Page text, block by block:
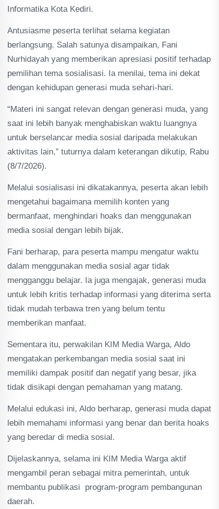
Informatika Kota Kediri.
Antusiasme peserta terlihat selama kegiatan
berlangsung. Salah satunya disampaikan, Fani
Nurhidayah yang memberikan apresiasi positif terhadap
pemilihan tema sosialisasi. Ia menilai, tema ini dekat
dengan kehidupan generasi muda sehari-hari.
“Materi ini sangat relevan dengan generasi muda, yang
saat ini lebih banyak menghabiskan waktu luangnya
untuk berselancar media sosial daripada melakukan
aktivitas lain,” tuturnya dalam keterangan dikutip, Rabu
(8/7/2026).
Melalui sosialisasi ini dikatakannya, peserta akan lebih
mengetahui bagaimana memilih konten yang
bermanfaat, menghindari hoaks dan menggunakan
media sosial dengan lebih bijak.
Fani berharap, para peserta mampu mengatur waktu
dalam menggunakan media sosial agar tidak
mengganggu belajar. Ia juga mengajak, generasi muda
untuk lebih kritis terhadap informasi yang diterima serta
tidak mudah terbawa tren yang belum tentu
memberikan manfaat.
Sementara itu, perwakilan KIM Media Warga, Aldo
mengatakan perkembangan media sosial saat ini
memiliki dampak positif dan negatif yang besar, jika
tidak disikapi dengan pemahaman yang matang.
Melalui edukasi ini, Aldo berharap, generasi muda dapat
lebih memahami informasi yang benar dan berita hoaks
yang beredar di media sosial.
Dijelaskannya, selama ini KIM Media Warga aktif
mengambil peran sebagai mitra pemerintah, untuk
membantu publikasi program-program pembangunan
daerah.